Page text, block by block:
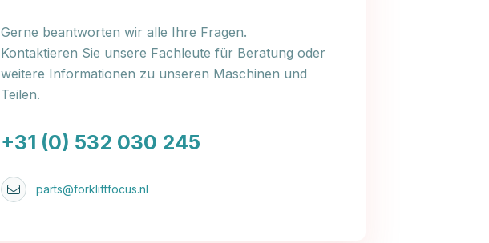
Gerne beantworten wir alle Ihre Fragen.
Kontaktieren Sie unsere Fachleute für Beratung oder
weitere Informationen zu unseren Maschinen und
Teilen.
+31 (0) 532 030 245
parts@forkliftfocus.nl